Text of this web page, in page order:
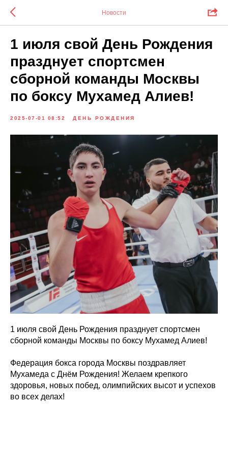
Новости
1 июля свой День Рождения
празднует спортсмен
сборной команды Москвы
по боксу Мухамед Алиев!
2025-07-01 08:52 ДЕНЬ РОЖДЕНИЯ
1 июля свой День Рождения празднует спортсмен
сборной команды Москвы по боксу Мухамед Алиев!
Федерация бокса города Москвы поздравляет
Мухамеда с Днём Рождения! Желаем крепкого
здоровья, новых побед, олимпийских высот и успехов
во всех делах!